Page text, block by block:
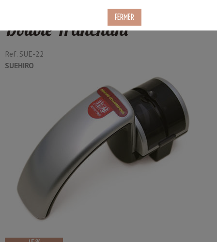
Suehiro KC-130 Simple et
Double Tranchant
Ref. SUE-22
SUEHIRO